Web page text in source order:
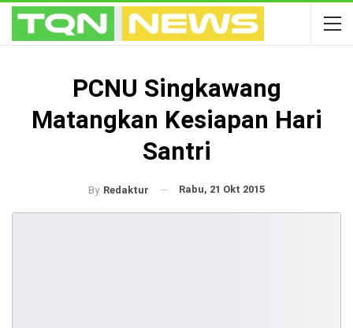
PCNU Singkawang
Matangkan Kesiapan Hari
Santri
By Redaktur Rabu, 21 Okt 2015